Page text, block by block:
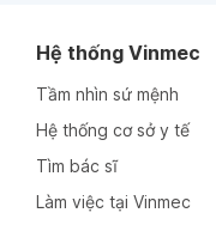
Hệ thống Vinmec
Tầm nhìn sứ mệnh
Hệ thống cơ sở y tế
Tìm bác sĩ
Làm việc tại Vinmec